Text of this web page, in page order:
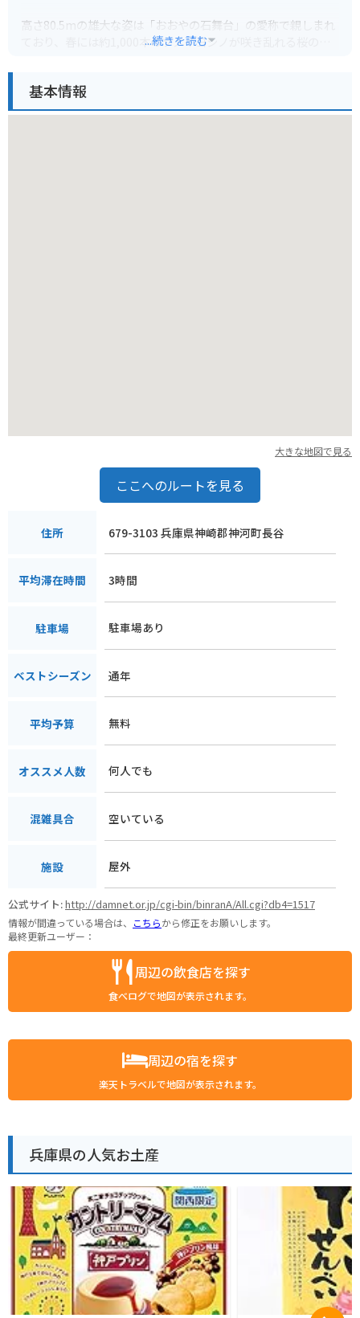
高さ80.5mの雄大な姿は「おおやの石舞台」の愛称で親しまれ
ており、春には約1,000本のソメイヨシノが咲き乱れる桜の名
部の見学も可能で、ダムの仕組みや歴史について学ぶことがで
きます。
...続きを読む
基本情報
大きな地図で見る
ここへのルートを見る
住所 679-3103 兵庫県神崎郡神河町長谷
平均滞在時間 3時間
駐車場 駐車場あり
ベストシーズン 通年
平均予算 無料
オススメ人数 何人でも
混雑具合 空いている
施設 屋外
公式サイト:http://damnet.or.jp/cgi-bin/binranA/All.cgi?db4=1517
情報が間違っている場合は、 こちらから修正をお願いします。
最終更新ユーザー：
周辺の飲食店を探す
食べログで地図が表示されます。
周辺の宿を探す
楽天トラベルで地図が表示されます。
兵庫県の人気お土産